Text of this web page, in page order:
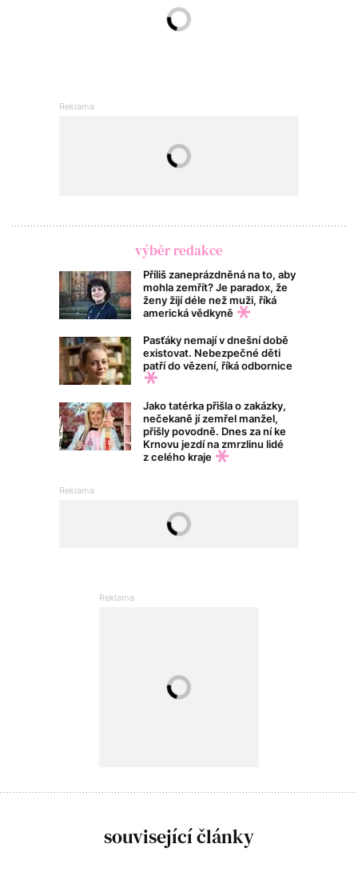
výběr redakce
Příliš zaneprázdněná na to, aby
mohla zemřít? Je paradox, že
ženy žijí déle než muži, říká
americká vědkyně
Pasťáky nemají v dnešní době
existovat. Nebezpečné děti
patří do vězení, říká odbornice
Jako tatérka přišla o zakázky,
nečekaně jí zemřel manžel,
přišly povodně. Dnes za ní ke
Krnovu jezdí na zmrzlinu lidé
z celého kraje
související články